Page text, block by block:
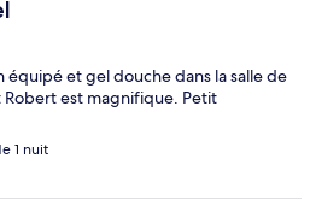
équipé et gel douche dans la salle de
Robert est magnifique. Petit
1 nuit